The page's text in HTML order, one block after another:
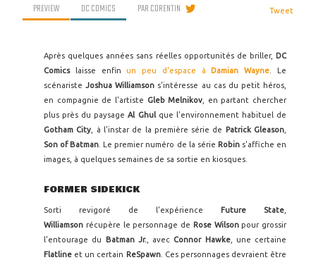
PREVIEW DC COMICS PARCORENTIN Tweet
Après quelques années sans réelles opportunités de briller, DC
Comicslaisse enfinun peu d'espace àDamian Wayne . Le
scénaristeJoshua Williamson s'intéresse au cas du petit héros,
en compagnie de l'artiste Gleb Melnikov , en partant chercher
plus près du paysageAl Ghulque l'environnement habituel de
Gotham City , à l'instar de la première série de Patrick Gleason
Son of Batman . Le premier numéro de la série Robins'affiche en
images, à quelques semaines de sa sortie en kiosques.
FORMER SIDEKICK
Sorti revigoré de l'expérience Future State
Williamson récupère le personnage de Rose Wilsonpour grossir
l'entourage du
Batman Jr. , avec Connor Hawke, une certaine
Flatline et un certain ReSpawn. Ces personnages devraient être